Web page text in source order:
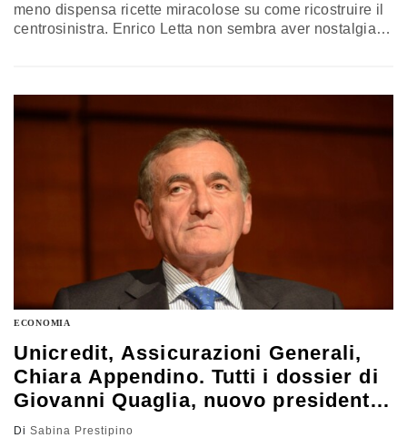
meno dispensa ricette miracolose su come ricostruire il
centrosinistra. Enrico Letta non sembra aver nostalgia
quando all’ultimo cambiano le carte in tavola. Almeno
questa è l’attitudine che scorge…
ECONOMIA
Unicredit, Assicurazioni Generali,
Chiara Appendino. Tutti i dossier di
Giovanni Quaglia, nuovo presidente
di Crt
Di Sabina Prestipino